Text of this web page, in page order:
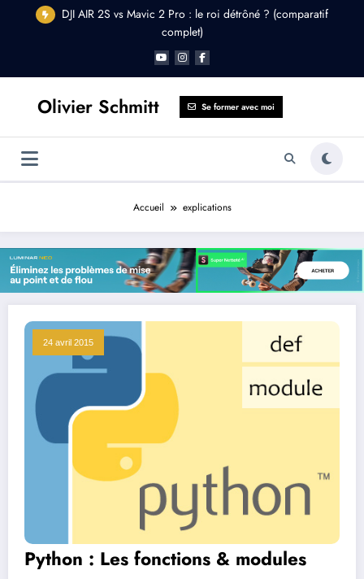
DJI AIR 2S vs Mavic 2 Pro : le roi détrôné ? (comparatif
complet)
Olivier Schmitt Se former avec moi
Accueil explications
24 avril 2015
Python : Les fonctions & modules